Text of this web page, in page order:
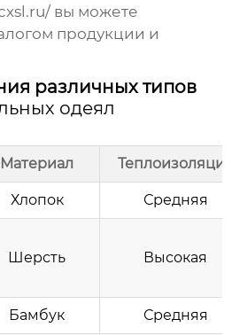
вы можете
продукции и
различных типов
одеял
Материал
Хлопок Средняя
Шерсть Высокая
Бамбук Средняя